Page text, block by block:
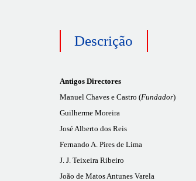
Descrição
Antigos Directores
Manuel Chaves e Castro (Fundador)
Guilherme Moreira
José Alberto dos Reis
Fernando A. Pires de Lima
J. J. Teixeira Ribeiro
João de Matos Antunes Varela